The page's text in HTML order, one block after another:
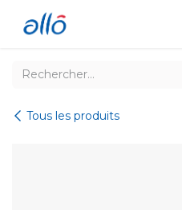
Tous les produits